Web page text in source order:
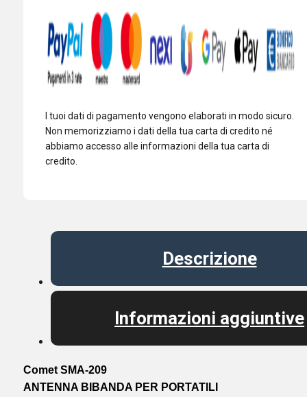
I tuoi dati di pagamento vengono elaborati in modo sicuro.
Non memorizziamo i dati della tua carta di credito né
abbiamo accesso alle informazioni della tua carta di
credito.
Descrizione
Informazioni aggiuntive
Comet SMA-209
ANTENNA BIBANDA PER PORTATILI